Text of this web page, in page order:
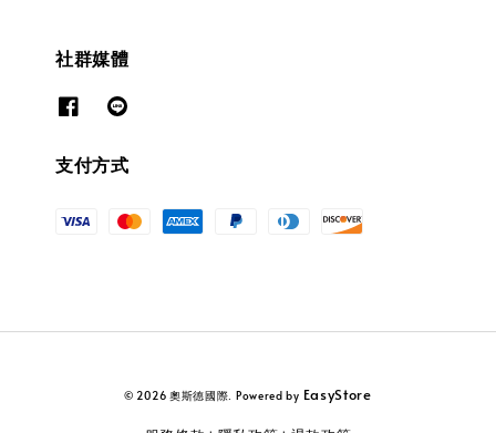
社群媒體
支付方式
© 2026 奧斯德國際. Powered by EasyStore